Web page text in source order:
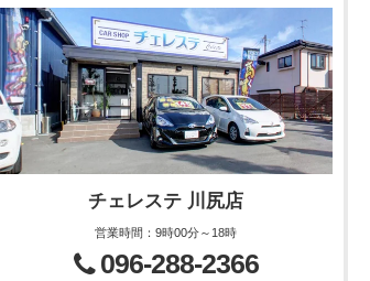
チェレステ 川尻店
営業時間 ：9時00分～18時
096-288-2366